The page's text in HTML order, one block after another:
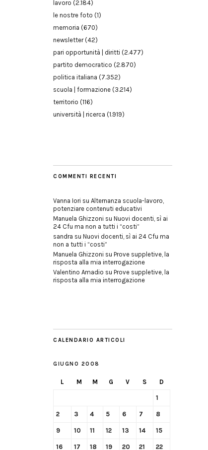
lavoro (2.184)
le nostre foto (1)
memoria (670)
newsletter(42)
pari opportunità | diritti (2.477)
partito democratico (2.870)
politica italiana (7.352)
scuola | formazione (3.214)
territorio (116)
università | ricerca (1.919)
COMMENTI RECENTI
Vanna Iori su Alternanza scuola-lavoro,
potenziare contenuti educativi
Manuela Ghizzoni su Nuovi docenti, sì ai
24 Cfu ma non a tutti i “costi”
sandra su Nuovi docenti, sì ai 24 Cfu ma
non a tutti i “costi”
Manuela Ghizzoni su Prove suppletive, la
risposta alla mia interrogazione
Valentino Amadio su Prove suppletive, la
risposta alla mia interrogazione
CALENDARIO ARTICOLI
GIUGNO 2008
L M M G V S D
1
2 3 4 5 6 7 8
9 10 11 12 13 14 15
16 17 18 19 20 21 22